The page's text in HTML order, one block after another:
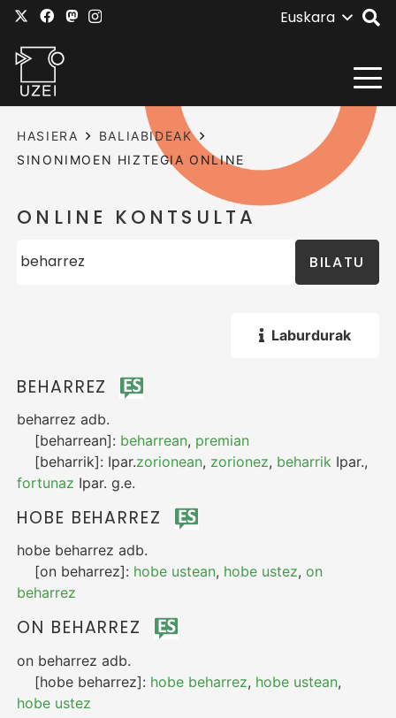
Euskara
HASIERA
BALIABIDEAK
SINONIMOEN HIZTEGIA ONLINE
ONLINE KONTSULTA
BILATU
Laburdurak
BEHARREZ
beharrez adb.
[beharrean]: beharrean, premian
[beharrik]: Ipar.zorionean, zorionez, beharrik Ipar.,
fortunaz Ipar. g.e.
HOBE BEHARREZ
hobe beharrez adb.
[on beharrez]: hobe ustean, hobe ustez,on
beharrez
ON BEHARREZ
on beharrez adb.
[hobe beharrez]: hobe beharrez, hobe ustean,
hobe ustez